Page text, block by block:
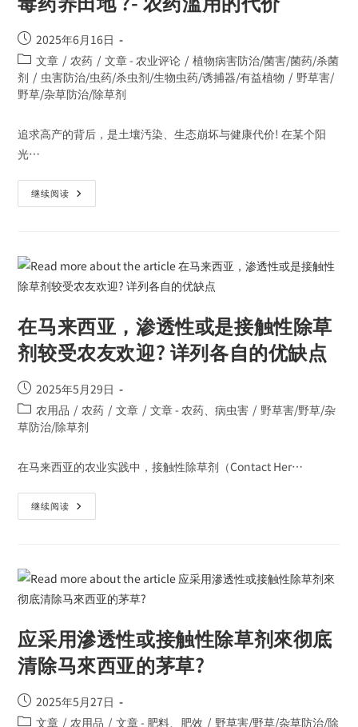
2025年6月16日
文章 / 农药 / 文章 - 农业评论 / 植物病害防治/菌害/菌药/杀菌
剂 / 虫害防治/虫药/杀虫剂/生物虫药/诱捕器/有益植物 / 野草害/
野草/杂草防治/除草剂
追求高产的背后，是土壤汚染、生态崩坏与健康代价! 在某个阳
光…
继续阅读
在马来西亚，渗透性或是接触性除草
剂较受农友欢迎? 详列各自的优缺点
2025年5月29日
农用品 / 农药 / 文章 / 文章 - 农药、病虫害 / 野草害/野草/杂
草防治/除草剂
在马来西亚的农业实践中，接触性除草剂（Contact Her…
继续阅读
应采用滲透性或接触性除草剂來彻底
清除马來西亚的茅草?
2025年5月27日
文章 / 农用品 / 文章 - 肥料、肥效 / 野草害/野草/杂草防治/除